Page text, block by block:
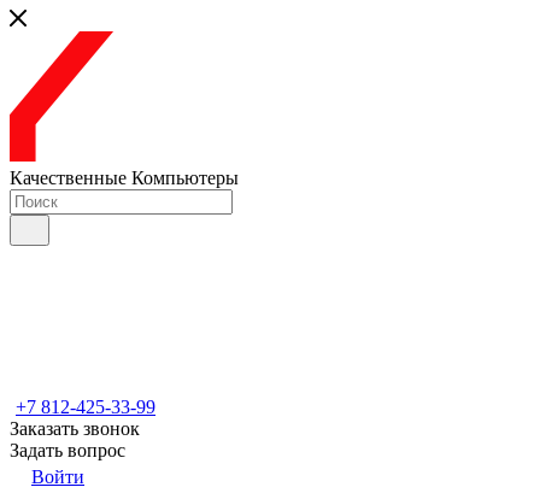
Качественные Компьютеры
+7 812-425-33-99
Заказать звонок
Задать вопрос
Войти